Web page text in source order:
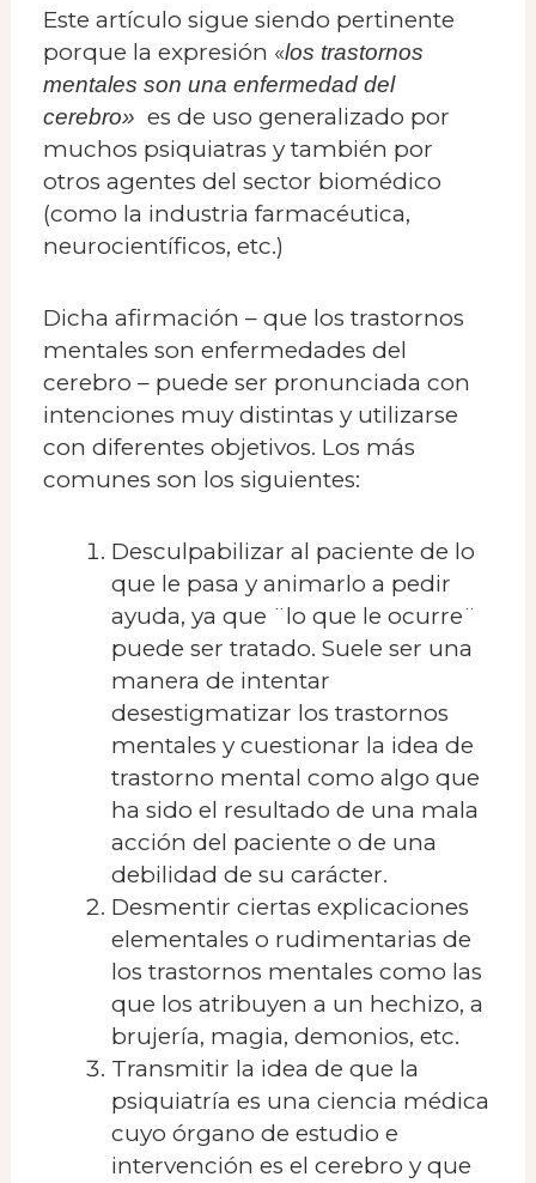
Este artículo sigue siendo pertinente
porque la expresión «los trastornos
mentales son una enfermedad del
cerebro» es de uso generalizado por
muchos psiquiatras y también por
otros agentes del sector biomédico
(como la industria farmacéutica,
neurocientíficos, etc.)
Dicha afirmación – que los trastornos
mentales son enfermedades del
cerebro – puede ser pronunciada con
intenciones muy distintas y utilizarse
con diferentes objetivos. Los más
comunes son los siguientes:
Desculpabilizar al paciente de lo
que le pasa y animarlo a pedir
ayuda, ya que ¨lo que le ocurre¨
puede ser tratado. Suele ser una
manera de intentar
desestigmatizar los trastornos
mentales y cuestionar la idea de
trastorno mental como algo que
ha sido el resultado de una mala
acción del paciente o de una
debilidad de su carácter.
Desmentir ciertas explicaciones
elementales o rudimentarias de
los trastornos mentales como las
que los atribuyen a un hechizo, a
brujería, magia, demonios, etc.
Transmitir la idea de que la
psiquiatría es una ciencia médica
cuyo órgano de estudio e
intervención es el cerebro y que